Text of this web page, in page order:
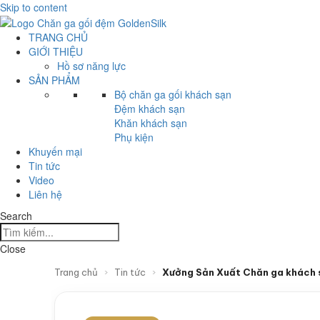
Skip to content
TRANG CHỦ
GIỚI THIỆU
Hồ sơ năng lực
SẢN PHẨM
Bộ chăn ga gối khách sạn
Đệm khách sạn
Khăn khách sạn
Phụ kiện
Khuyến mại
Tin tức
Video
Liên hệ
Search
Close
Trang chủ › Tin tức › Xưởng Sản Xuất Chăn ga